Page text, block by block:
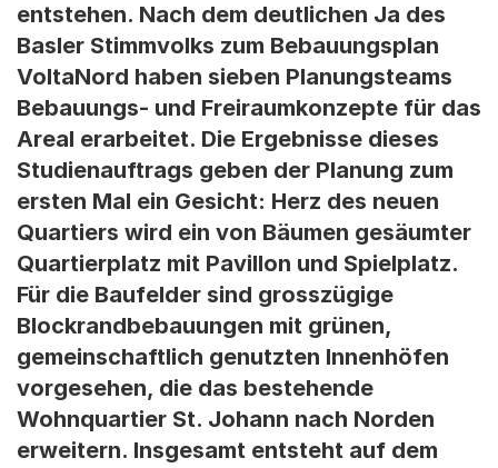
entstehen. Nach dem deutlichen Ja des
Basler Stimmvolks zum Bebauungsplan
VoltaNord haben sieben Planungsteams
Bebauungs- und Freiraumkonzepte für das
Areal erarbeitet. Die Ergebnisse dieses
Studienauftrags geben der Planung zum
ersten Mal ein Gesicht: Herz des neuen
Quartiers wird ein von Bäumen gesäumter
Quartierplatz mit Pavillon und Spielplatz.
Für die Baufelder sind grosszügige
Blockrandbebauungen mit grünen,
gemeinschaftlich genutzten Innenhöfen
vorgesehen, die das bestehende
Wohnquartier St. Johann nach Norden
erweitern. Insgesamt entsteht auf dem